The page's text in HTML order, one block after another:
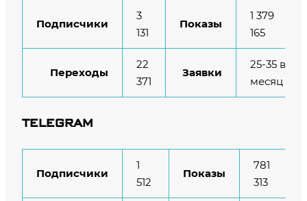
Подписчики
3
131
Показы
1 379
165
Переходы
22
371
Заявки
25-35 в
месяц
TELEGRAM
Подписчики
1
512
Показы
781
313